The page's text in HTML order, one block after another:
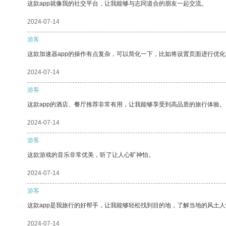
这款app就像我的社交平台，让我能够与志同道合的朋友一起交流。
2024-07-14
游客
这款加速器app的操作有点复杂，可以简化一下，比如将设置页面进行优
2024-07-14
游客
这款app的酒店、餐厅推荐非常有用，让我能够享受到高品质的旅行体验。
2024-07-14
游客
这款游戏的音乐非常优美，听了让人心旷神怡。
2024-07-14
游客
这款app是我旅行的好帮手，让我能够轻松找到目的地，了解当地的风土
2024-07-14